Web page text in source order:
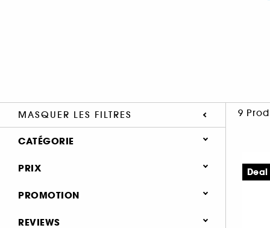
MASQUER LES FILTRES 9
CATÉGORIE
PRIX
PROMOTION
0 (1)
REVIEWS
Deal